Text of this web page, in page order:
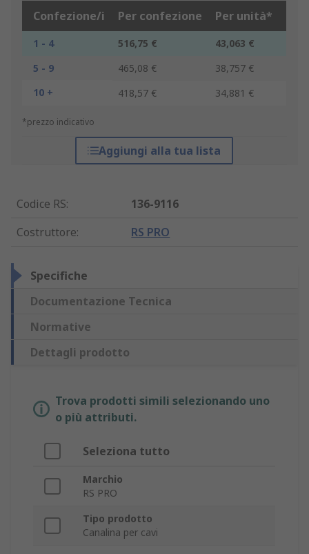
Confezione/i Per confezione Per unità*
1 - 4 516,75 €
43,063 €
5 - 9
465,08 €
38,757 €
10 +
418,57 € 34,881 €
*prezzo indicativo
Aggiungi alla tua lista
Codice RS:
136-9116
Costruttore: RS PRO
Specifiche
Documentazione Tecnica
Normative
Dettagli prodotto
Trova prodotti simili selezionando uno
o più attributi.
Seleziona tutto
Marchio
RS PRO
Tipo prodotto
Canalina per cavi